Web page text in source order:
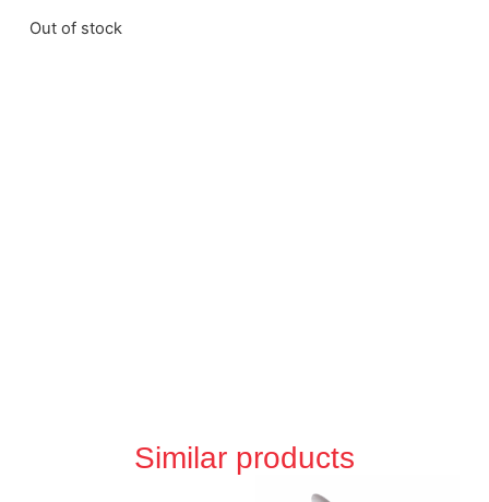
Out of stock
Similar products